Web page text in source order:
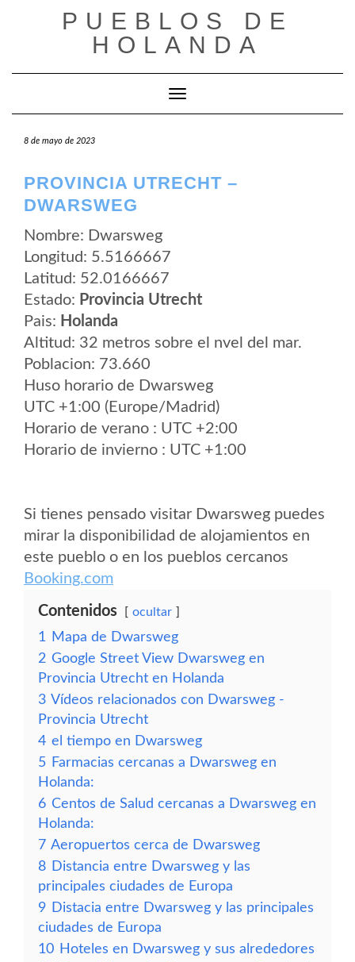
PUEBLOS DE
HOLANDA
Cambiar modo de navegación
8 de mayo de 2023
PROVINCIA UTRECHT –
DWARSWEG
Nombre: Dwarsweg
Longitud: 5.5166667
Latitud: 52.0166667
Estado: Provincia Utrecht
Pais: Holanda
Altitud: 32 metros sobre el nvel del mar.
Poblacion: 73.660
Huso horario de Dwarsweg
UTC +1:00 (Europe/Madrid)
Horario de verano : UTC +2:00
Horario de invierno : UTC +1:00
Si tienes pensado visitar Dwarsweg puedes
mirar la disponibilidad de alojamientos en
este pueblo o en los pueblos cercanos
Booking.com
Contenidos ocultar
1
Mapa de Dwarsweg
2 Google Street View Dwarsweg en
Provincia Utrecht en Holanda
3 Vídeos relacionados con Dwarsweg -
Provincia Utrecht
4 el tiempo en Dwarsweg
5 Farmacias cercanas a Dwarsweg en
Holanda:
6 Centos de Salud cercanas a Dwarsweg en
Holanda:
7 Aeropuertos cerca de Dwarsweg
8 Distancia entre Dwarsweg y las
principales ciudades de Europa
9 Distacia entre Dwarsweg y las principales
ciudades de Europa
10 Hoteles en Dwarsweg y sus alrededores